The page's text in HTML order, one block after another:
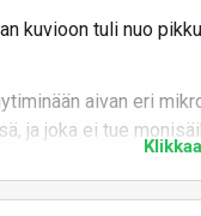
kuvioon tuli nuo
aivan eri
ja joka ei tue
on ihan